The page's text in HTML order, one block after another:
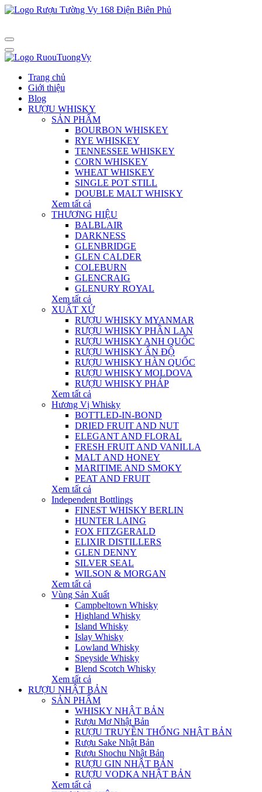
Trang chủ
Giới thiệu
Blog
RƯỢU WHISKY
SẢN PHẨM
BOURBON WHISKEY
RYE WHISKEY
TENNESSEE WHISKEY
CORN WHISKEY
WHEAT WHISKEY
SINGLE POT STILL
DOUBLE MALT WHISKY
Xem tất cả
THƯƠNG HIỆU
BALBLAIR
DARKNESS
GLENBRIDGE
GLEN CALDER
COLEBURN
GLENCRAIG
GLENURY ROYAL
Xem tất cả
XUẤT XỨ
RƯỢU WHISKY MYANMAR
RƯỢU WHISKY PHẦN LAN
RƯỢU WHISKY ANH QUỐC
RƯỢU WHISKY ẤN ĐỘ
RƯỢU WHISKY HÀN QUỐC
RƯỢU WHISKY MOLDOVA
RƯỢU WHISKY PHÁP
Xem tất cả
Hương Vị Whisky
BOTTLED-IN-BOND
DRIED FRUIT AND NUT
ELEGANT AND FLORAL
FRESH FRUIT AND VANILLA
MALT AND HONEY
MARITIME AND SMOKY
PEAT AND FRUIT
Xem tất cả
Independent Bottlings
FINEST WHISKY BERLIN
HUNTER LAING
FOX FITZGERALD
ELIXIR DISTILLERS
GLEN DENNY
SILVER SEAL
WILSON & MORGAN
Xem tất cả
Vùng Sản Xuất
Campbeltown Whisky
Highland Whisky
Island Whisky
Islay Whisky
Lowland Whisky
Speyside Whisky
Blend Scotch Whisky
Xem tất cả
RƯỢU NHẬT BẢN
SẢN PHẨM
WHISKY NHẬT BẢN
Rượu Mơ Nhật Bản
RƯỢU TRUYỀN THỐNG NHẬT BẢN
Rượu Sake Nhật Bản
Rượu Shochu Nhật Bản
RƯỢU GIN NHẬT BẢN
RƯỢU VODKA NHẬT BẢN
Xem tất cả